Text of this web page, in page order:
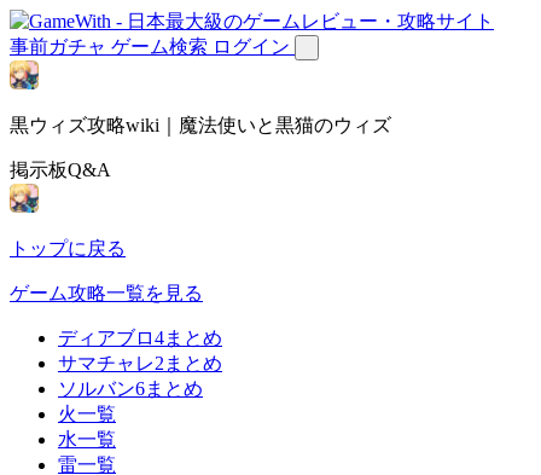
事前ガチャ ゲーム検索 ログイン
黒ウィズ攻略wiki｜魔法使いと黒猫のウィズ
掲示板Q&A
トップに戻る
ゲーム攻略一覧を見る
ディアブロ4まとめ
サマチャレ2まとめ
ソルバン6まとめ
火一覧
水一覧
雷一覧